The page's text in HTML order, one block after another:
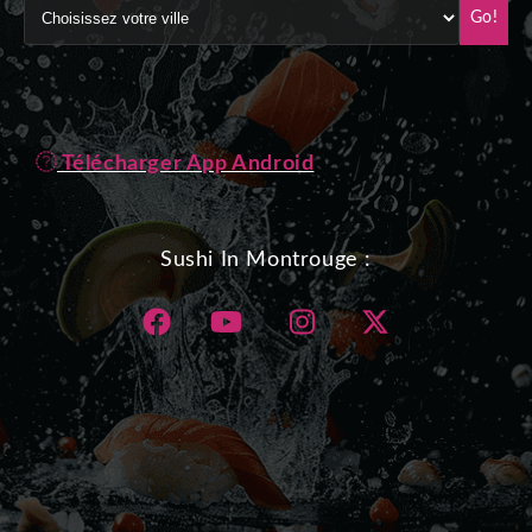
Go!
Télécharger App Android
Sushi In Montrouge :